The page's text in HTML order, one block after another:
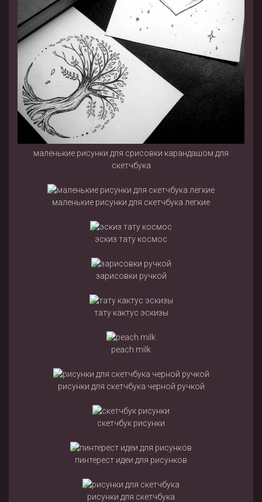
маленькие рисунки для срисовки карандашом для
скетчбука
маленькие рисунки для скетчбука легкие
эскиз тату космос
зарисовки ручкой
тату кактус эскизы
peach milk
рисунки для скетчбука черной ручкой
скетчбук рисунки
пинтерест идеи для рисунков
рисунки для скетчбука